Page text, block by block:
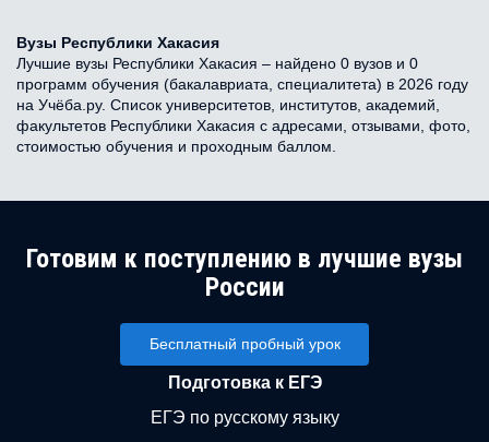
Вузы Республики Хакасия
Лучшие вузы Республики Хакасия – найдено 0 вузов и 0
программ обучения (бакалавриата, специалитета) в 2026 году
на Учёба.ру. Список университетов, институтов, академий,
факультетов Республики Хакасия с адресами, отзывами, фото,
стоимостью обучения и проходным баллом.
Готовим к поступлению в лучшие вузы
России
Бесплатный пробный урок
Подготовка к ЕГЭ
ЕГЭ по русскому языку